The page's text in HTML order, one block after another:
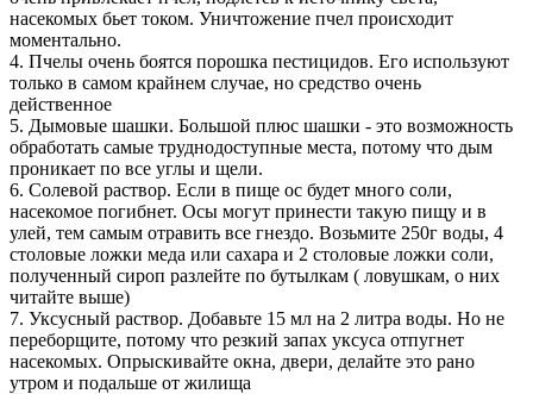
насекомых бьет током. Уничтожение пчел происходит
моментально.
4. Пчелы очень боятся порошка пестицидов. Его используют
только в самом крайнем случае, но средство очень
действенное
5. Дымовые шашки. Большой плюс шашки - это возможность
обработать самые труднодоступные места, потому что дым
проникает по все углы и щели.
6. Солевой раствор. Если в пище ос будет много соли,
насекомое погибнет. Осы могут принести такую пищу и в
улей, тем самым отравить все гнездо. Возьмите 250г воды, 4
столовые ложки меда или сахара и 2 столовые ложки соли,
полученный сироп разлейте по бутылкам ( ловушкам, о них
читайте выше)
7. Уксусный раствор. Добавьте 15 мл на 2 литра воды. Но не
переборщите, потому что резкий запах уксуса отпугнет
насекомых. Опрыскивайте окна, двери, делайте это рано
утром и подальше от жилища